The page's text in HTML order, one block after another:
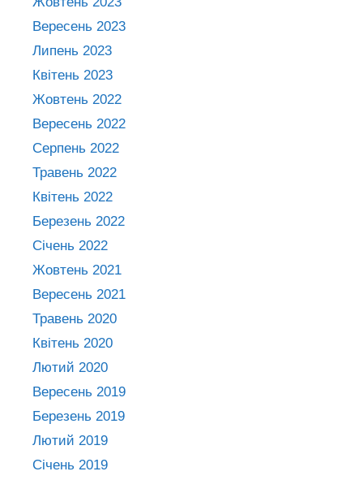
Вересень 2023
Липень 2023
Квітень 2023
Жовтень 2022
Вересень 2022
Серпень 2022
Травень 2022
Квітень 2022
Березень 2022
Січень 2022
Жовтень 2021
Вересень 2021
Травень 2020
Квітень 2020
Лютий 2020
Вересень 2019
Березень 2019
Лютий 2019
Січень 2019